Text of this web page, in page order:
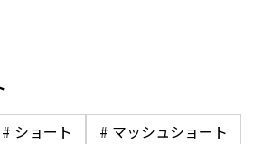
# ショート # マッシュショート